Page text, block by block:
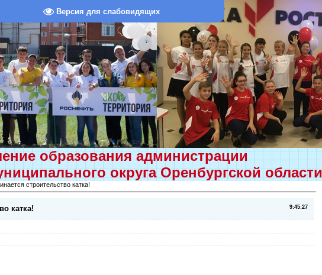
Версия для слабовидящих
образования администрации
округа Оренбургской области
строительство катка!
9:45:27
катка!